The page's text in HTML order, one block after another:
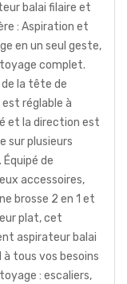
balai filaire et
: Aspiration et
en un seul geste,
complet.
de la tête de
est réglable à
et la direction est
sur plusieurs
Équipé de
accessoires,
brosse 2 en 1 et
plat, cet
aspirateur balai
à tous vos besoins
: escaliers,